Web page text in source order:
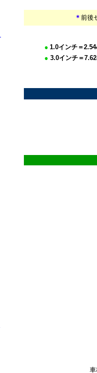
＊ 前後
● 1.0インチ＝2.54
● 3.0インチ＝7.62